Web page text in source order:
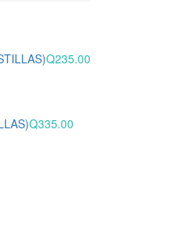
Q235.00
Q335.00